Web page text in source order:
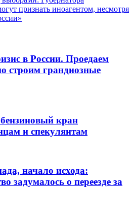
признать иноагентом, несмотря
в России. Проедаем
строим грандиозные
кран
и спекулянтам
начало исхода:
задумалось о переезде за